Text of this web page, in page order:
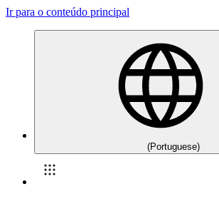
Ir para o conteúdo principal
(Portuguese)